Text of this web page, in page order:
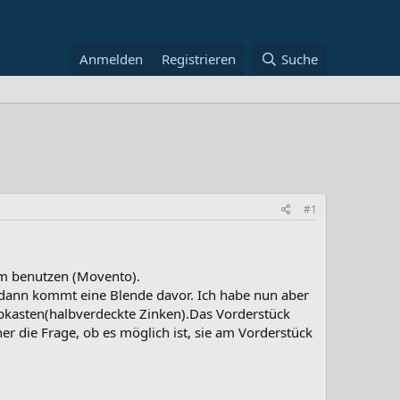
Anmelden Registrieren Suche
#1
benutzen (Movento).
kommt eine Blende davor. Ich habe nun aber
Zinken).Das Vorderstück
die Frage, ob es möglich ist, sie am Vorderstück